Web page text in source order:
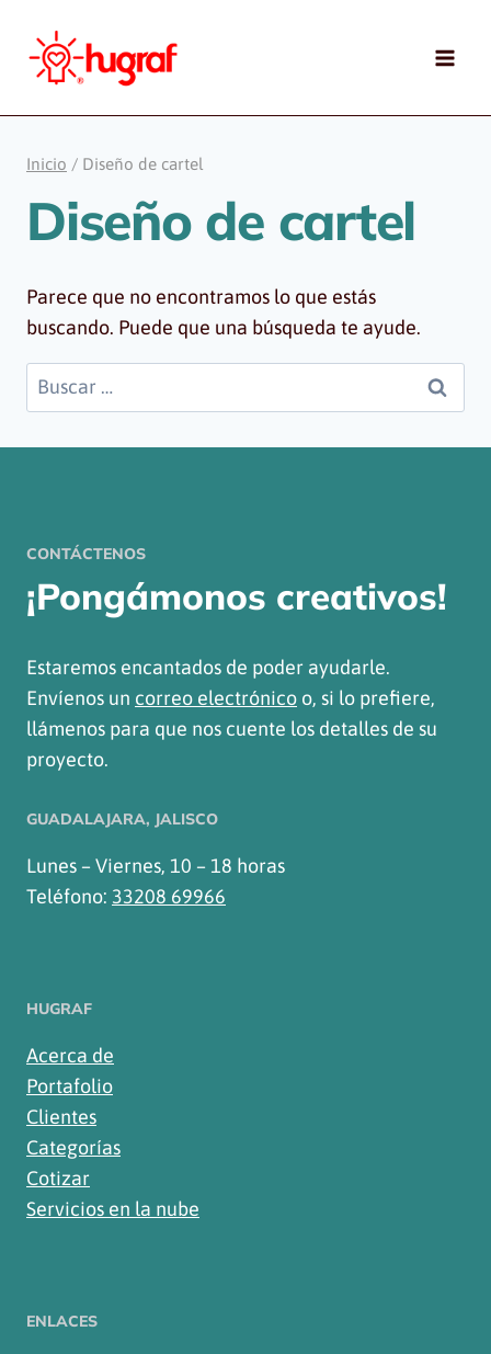
contenido
Inicio / Diseño de cartel
Diseño de cartel
Parece que no encontramos lo que estás
buscando. Puede que una búsqueda te ayude.
Buscar:
CONTÁCTENOS
¡Pongámonos creativos!
Estaremos encantados de poder ayudarle.
Envíenos un correo electrónico o, si lo prefiere,
llámenos para que nos cuente los detalles de su
proyecto.
GUADALAJARA, JALISCO
Lunes – Viernes, 10 – 18 horas
Teléfono: 33208 69966
HUGRAF
Acerca de
Portafolio
Clientes
Categorías
Cotizar
Servicios en la nube
ENLACES